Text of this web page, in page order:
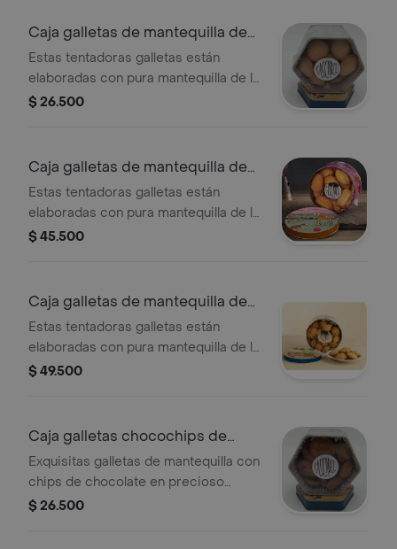
unidades).
Caja galletas de mantequilla de
55gr
Estas tentadoras galletas están
elaboradas con pura mantequilla de la
más alta calidad. son de una suavidad
colección cascabel. presentación
55gr
$ 26.500
Caja galletas de mantequilla de
90gr
Estas tentadoras galletas están
elaboradas con pura mantequilla de la
más alta calidad. son de una suavidad
colección cascabel. presentacion
caja de 90gr,(Diametro del estuche
9.5cm;alto 6cm)
$ 45.500
Caja galletas de mantequilla de
125gr
Estas tentadoras galletas están
elaboradas con pura mantequilla de la
más alta calidad. son de una suavidad
colección cascabel. presentación
caja de 125gr
$ 49.500
Caja galletas chocochips de
55gr
Exquisitas galletas de mantequilla con
chips de chocolate en precioso
estuche metálico de la colección
$ 26.500